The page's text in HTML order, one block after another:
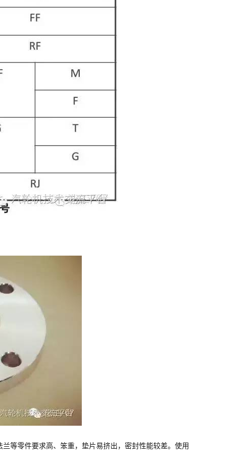
等零件要求高、笨重，垫片易挤出，密封性能较差。使用